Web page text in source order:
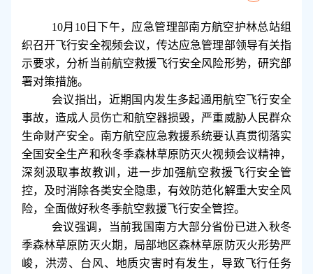
10月10日下午，应急管理部南方航空护林总站组
织召开飞行安全视频会议，传达应急管理部领导有关指
示要求，分析当前航空救援飞行安全风险形势，研究部
署对策措施。
会议指出，近期国内发生多起通用航空飞行安全
事故，造成人员伤亡和航空器损毁，严重威胁人民群众
生命财产安全。南方航空应急救援系统要认真贯彻落实
全国安全生产和秋冬季森林草原防灭火视频会议精神，
深刻汲取事故教训，进一步加强航空救援飞行安全管
控，及时消除各类安全隐患，有效防范化解重大安全风
险，全面做好秋冬季航空救援飞行安全管控。
会议强调，当前我国南方大部分省份已进入秋冬
季森林草原防灭火期，局部地区森林草原防灭火形势严
峻，洪涝、台风、地质灾害时有发生，导致飞行任务